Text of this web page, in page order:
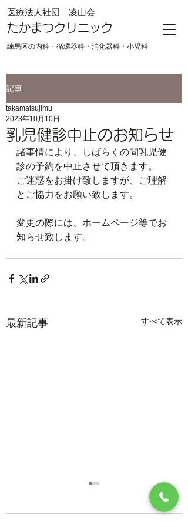
練馬区の内科・循環器科・消化器科・小児科
​医療法人社団 凌山会
たかまつクリニック
記事
乳児健診中止のお知らせ
takamatsujimu
2023年10月10日
諸事情により、しばらくの間乳児健
診の予約を中止させて頂きます。
ご迷惑をお掛け致しますが、ご理解
とご協力をお願い致します。
変更の際には、ホームページ等でお
知らせ致します。
最新記事 すべて表示
日からの健康保険証の